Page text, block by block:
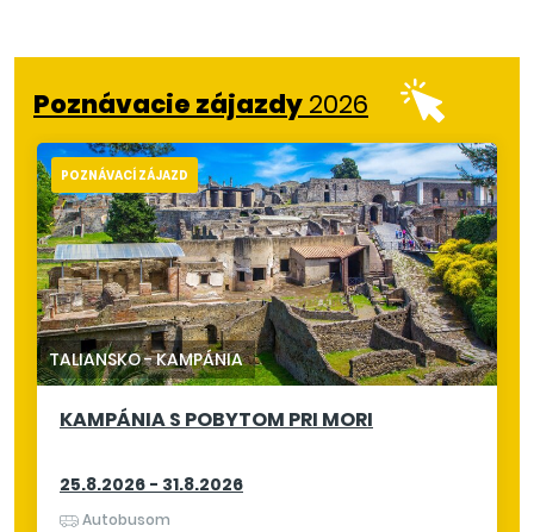
Poznávacie zájazdy 2026
POZNÁVACÍ ZÁJAZD
TALIANSKO-KAMPÁNIA
KAMPÁNIA S POBYTOM PRI MORI
25.8.2026 - 31.8.2026
Autobusom